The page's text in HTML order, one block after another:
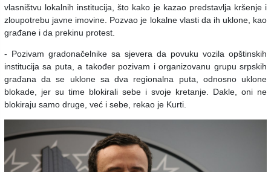
vlasništvu lokalnih institucija, što kako je kazao predstavlja kršenje i
zloupotrebu javne imovine. Pozvao je lokalne vlasti da ih uklone, kao
građane i da prekinu protest.
- Pozivam gradonačelnike sa sjevera da povuku vozila opštinskih
institucija sa puta, a također pozivam i organizovanu grupu srpskih
građana da se uklone sa dva regionalna puta, odnosno uklone
blokade, jer su time blokirali sebe i svoje kretanje. Dakle, oni ne
blokiraju samo druge, već i sebe, rekao je Kurti.